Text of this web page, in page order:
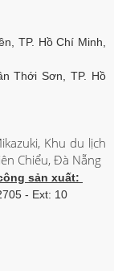
TP. Hồ Chí Minh,
Thới Sơn, TP. Hồ
Khu du lịch
Chiểu, Đà Nẵng
sản xuất:
- Ext: 10